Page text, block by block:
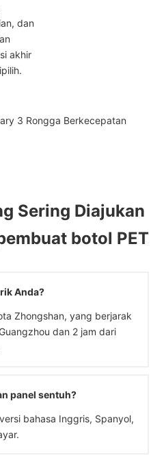
dan
akhir
Sering Diajukan
botol PET
Anda?
Zhongshan, yang berjarak
dan 2 jam dari
panel sentuh?
bahasa Inggris, Spanyol,